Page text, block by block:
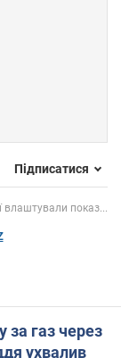
Підписатися
влаштували показ...
за газ через
ухвалив